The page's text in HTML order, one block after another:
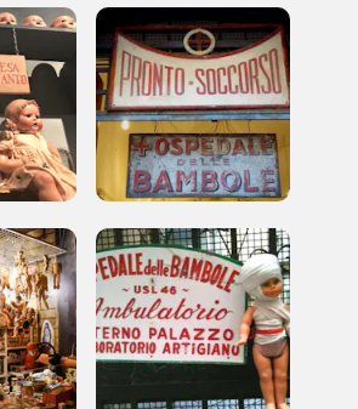
opportunità riservate agli iscritti
l'anno
Museo
Sansevero
Napoli
Palazzo Strozzi
Firenze
Gallerie